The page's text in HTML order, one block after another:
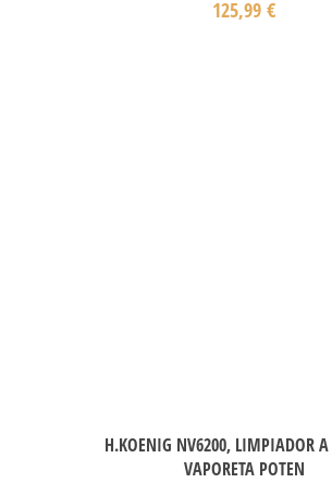
125,99 €
H.KOENIG NV6200, LIMPIADOR A
VAPORETA POTEN